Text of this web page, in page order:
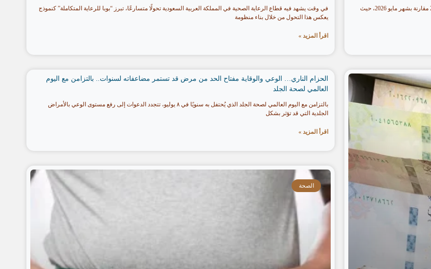
ارتفعت مشتريات المصارف في السعودية من النقد الأجنبي بنسبة 63% خلال شهر يونيو 2026 مقارنة بشهر مايو 2026، حيث
في وقت يشهد فيه قطاع الرعاية الصحية في المملكة العربية السعودية تحولًا متسارعًا، تبرز “بوبا للرعاية المتكاملة” كنموذج
يعكس هذا التحول من خلال بناء منظومة
اقرأ المزيد »
الحزام الناري… الوعي والوقاية مفتاح الحد من مرض قد تستمر مضاعفاته لسنوات.. بالتزامن مع اليوم
العالمي لصحة الجلد
بالتزامن مع اليوم العالمي لصحة الجلد الذي يُحتفل به سنويًا في ٨ يوليو، تتجدد الدعوات إلى رفع مستوى الوعي بالأمراض
الجلدية التي قد تؤثر بشكل
اقرأ المزيد »
الصحة